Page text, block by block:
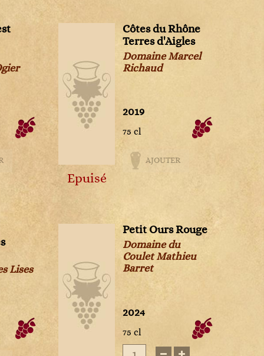
Liquoreux
Rouge
millésimé
Epuisé
Côtes du Rhône
Terres d'Aigles
Domaine Marcel
Richaud
2019
75 cl
AJOUTER
Lises
Petit Ours Rouge
Domaine du
Coulet Mathieu
Barret
2024
75 cl